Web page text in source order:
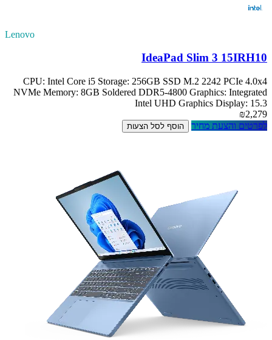
Lenovo
IdeaPad Slim 3 15IRH10
CPU: Intel Core i5 Storage: 256GB SSD M.2 2242 PCIe 4.0x4
NVMe Memory: 8GB Soldered DDR5-4800 Graphics: Integrated
Intel UHD Graphics Display: 15.3
₪2,279
לפרטים והצעת מחיר
הוסף לסל הצעות